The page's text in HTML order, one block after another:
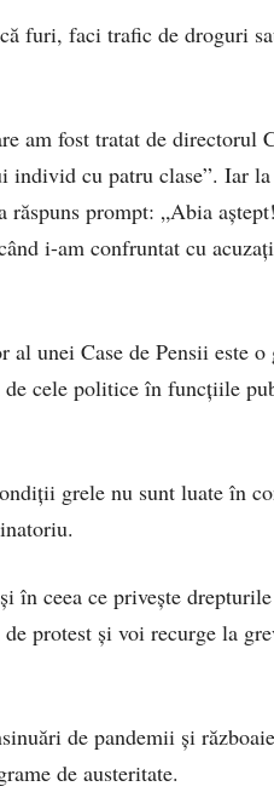
furi, faci trafic de droguri
am fost tratat de directorul
individ cu patru clase”. Iar la
răspuns prompt: „Abia
i-am confruntat cu
unei Case de Pensii este o
cele politice în funcțiile
grele nu sunt luate în
în ceea ce privește
protest și voi recurge la
de pandemii și
de austeritate.